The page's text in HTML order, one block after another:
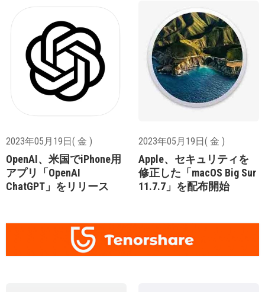
2023年05月19日( 金 )
OpenAI、米国でiPhone用
アプリ「OpenAI
ChatGPT」をリリース
2023年05月19日( 金 )
Apple、セキュリティを
修正した「macOS Big Sur
11.7.7」を配布開始